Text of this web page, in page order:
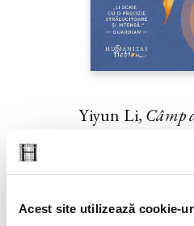
Acest site utilizează cookie-
Yiyun Li, Câmp